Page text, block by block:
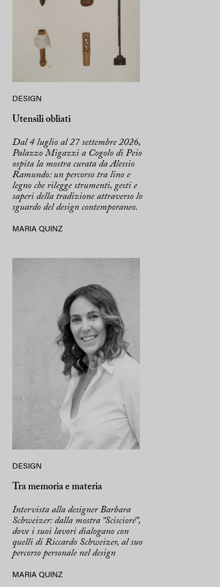
DESIGN
Utensili obliati
Dal 4 luglio al 27 settembre 2026,
Palazzo Migazzi a Cogolo di Peio
ospita la mostra curata da Alessio
Ramundo: un percorso tra lino e
legno che rilegge strumenti, gesti e
saperi della tradizione attraverso lo
sguardo del design contemporaneo.
MARIA QUINZ
DESIGN
Tra memoria e materia
Intervista alla designer Barbara
Schweizer: dalla mostra “Sciscioré”,
dove i suoi lavori dialogano con
quelli di Riccardo Schweizer, al suo
percorso personale nel design
MARIA QUINZ